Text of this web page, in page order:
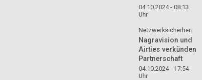
04.10.2024 - 08:13
Uhr
Netzwerksicherheit
Nagravision und
Airties verkünden
Partnerschaft
04.10.2024 - 17:54
Uhr